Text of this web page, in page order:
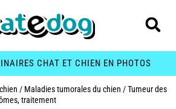
CHAT ET CHIEN EN PHOTOS
/ Maladies tumorales du chien /Tumeur des
traitement